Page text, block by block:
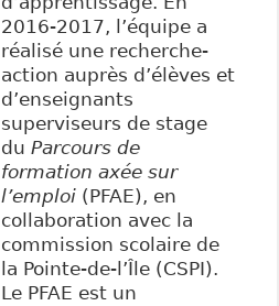
2016-2017, l’équipe a
réalisé une recherche-
action auprès d’élèves et
d’enseignants
superviseurs de stage
du Parcours de
formation axée sur
l’emploi(PFAE), en
collaboration avec la
commission scolaire de
la Pointe-de-l’Île (CSPI).
Le PFAE est un